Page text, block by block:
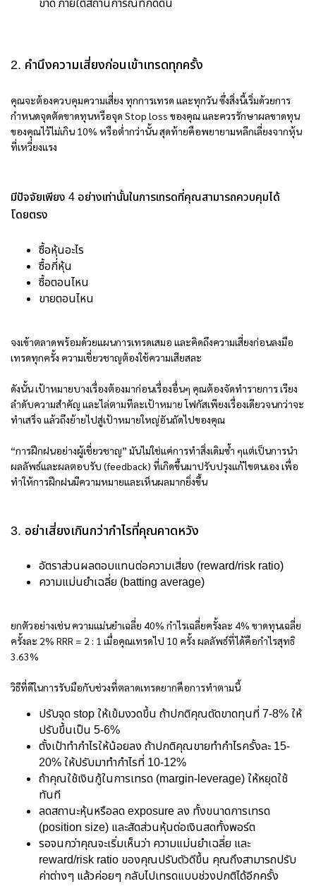
ขาด ภายใต้สถานการณ์ที่กดดัน
2. คำนึงความเสี่ยงก่อนเข้าเทรดทุกครั้ง
คุณจะต้องควบคุมความเสี่ยง ทุกการเทรด และทุกวัน ซึ่งสิ่งนี้เริ่มด้วยการ
กำหนดจุดตัดขาดทุนหรือจุด Stop loss ของคุณ และควรรักษาผลขาดทุน
ของคุณไว้ไม่เกิน 10% หรือต่ำกว่านั้น สุดท้ายคือพยายามหลีกเลี่ยงจากหุ้น
ที่เหวี่ยงแรง
มีปัจจัยเพียง 4 อย่างเท่านั้นในการเทรดที่คุณสามารถควบคุมได้
โดยตรง
ซื้อหุ้นอะไร
ซื้อกี่หุ้น
ซื้อตอนไหน
ขายตอนไหน
จงเข้าตลาดพร้อมด้วยแผนการเทรดเสมอ และคิดถึงความเสี่ยงก่อนลงมือ
เทรดทุกครั้ง ความเชี่ยวชาญต้องใช้ความเสียสละ
ดังนั้น เป้าหมายบางเรื่องต้องมาก่อนเรื่องอื่นๆ คุณต้องจัดทำรายการ เรียง
ลำดับความสำคัญ และไล่ตามทีละเป้าหมาย โฟกัสเพียงเรื่องเดียวจนกว่าจะ
ทำเสร็จ แล้วถึงย้ายไปสู่เป้าหมายใหญ่อันถัดไปของคุณ
“การฝึกฝนอย่างผู้เชี่ยวชาญ” มันไม่ใช่แค่การทำสิ่งเดิมซ้ำ ๆแต่เป็นการนำ
ผลลัพธ์และผลตอบรับ (feedback) ที่เกิดขึ้นมาปรับปรุงแก้ไขตนเอง เพื่อ
ทำให้การฝึกฝนมีความหมายและเห็นผลมากยิ่งขึ้น
3. อย่าเสี่ยงเกินกว่ากำไรที่คุณคาดหวัง
อัตราส่วนผลตอบแทนต่อความเสี่ยง (reward/risk ratio)
ความแม่นยำเฉลี่ย (batting average)
ยกตัวอย่างเช่น ความแม่นยำเฉลี่ย 40% กำไรเฉลี่ยครั้งละ 4% ขาดทุนเฉลี่ย
ครั้งละ 2% RRR = 2 : 1 เมื่อคุณเทรดไป 10 ครั้ง ผลลัพธ์ที่ได้คือกำไรสุทธิ
3.63%
วิธีที่ดีในการรับมือกับช่วงที่ตลาดเทรดยากคือการทำตามนี้
ปรับจุด stop ให้เข้มงวดขึ้น ถ้าปกติคุณตัดขาดทุนที่ 7-8% ให้
ปรับขึ้นเป็น 5-6%
ตั้งเป้าทำกำไรให้น้อยลง ถ้าปกติคุณขายทำกำไรครั้งละ 15-
20% ให้ปรับมาทำกำไรที่ 10-12%
ถ้าคุณใช้เงินกู้ในการเทรด (margin-leverage) ให้หยุดใช้
ทันที
ลดสถานะหุ้นหรือลด exposure ลง ทั้งขนาดการเทรด
(position size) และสัดส่วนหุ้นต่อเงินสดทั้งพอร์ต
รอจนกว่าคุณจะเริ่มเห็นว่า ความแม่นยำเฉลี่ย และ
reward/risk ratio ของคุณปรับตัวดีขึ้น คุณถึงสามารถปรับ
ค่าต่างๆ แล้วค่อยๆ กลับไปเทรดแบบช่วงปกติได้อีกครั้ง